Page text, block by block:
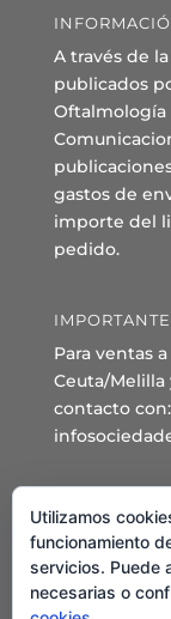
A través de
publicados
Oftalmología
gastos de
importe del
pedido.
IMPORTANTE
Para ventas
Ceuta/
contacto
Sede
C/ Arcipreste
28015 –
Teléfono: 91
Utilizamos
funcionamiento
servicios. Puede
necesarias o